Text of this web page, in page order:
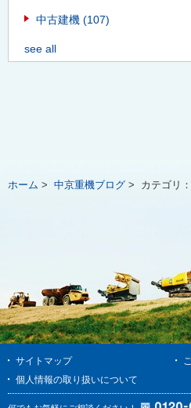
中古建機 (107)
see all
ホーム > 中京重機ブログ > カテゴリ：
サイトマップ
個人情報の取り扱いについて